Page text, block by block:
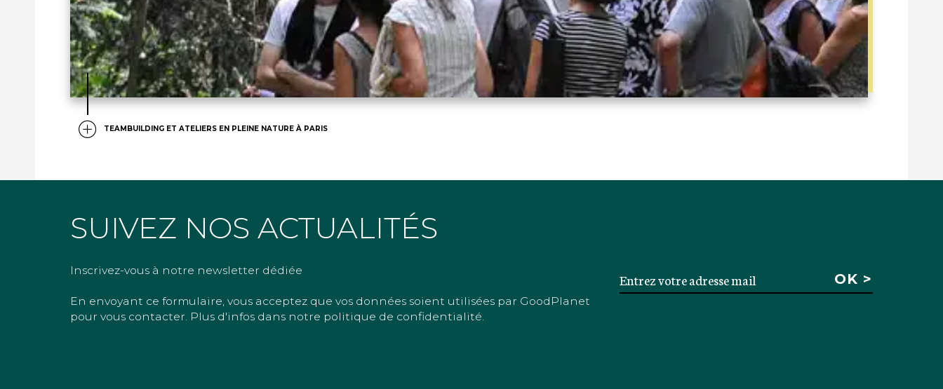
TEAMBUILDING ET ATELIERS EN PLEINE NATURE À PARIS
SUIVEZ NOS ACTUALITÉS
Inscrivez-vous à notre newsletter dédiée
En envoyant ce formulaire, vous acceptez que vos données soient utilisées par GoodPlanet
pour vous contacter. Plus d'infos dans notre politique de confidentialité.